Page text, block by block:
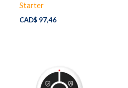
Starter
CAD$97,46